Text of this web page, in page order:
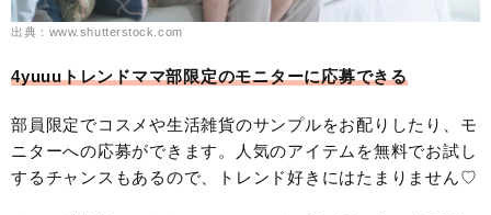
出典：www.shutterstock.com
4yuuuトレンドママ部限定のモニターに応募できる
部員限定でコスメや生活雑貨のサンプルをお配りしたり、モ
ニターへの応募ができます。人気のアイテムを無料でお試し
するチャンスもあるので、トレンド好きにはたまりません♡